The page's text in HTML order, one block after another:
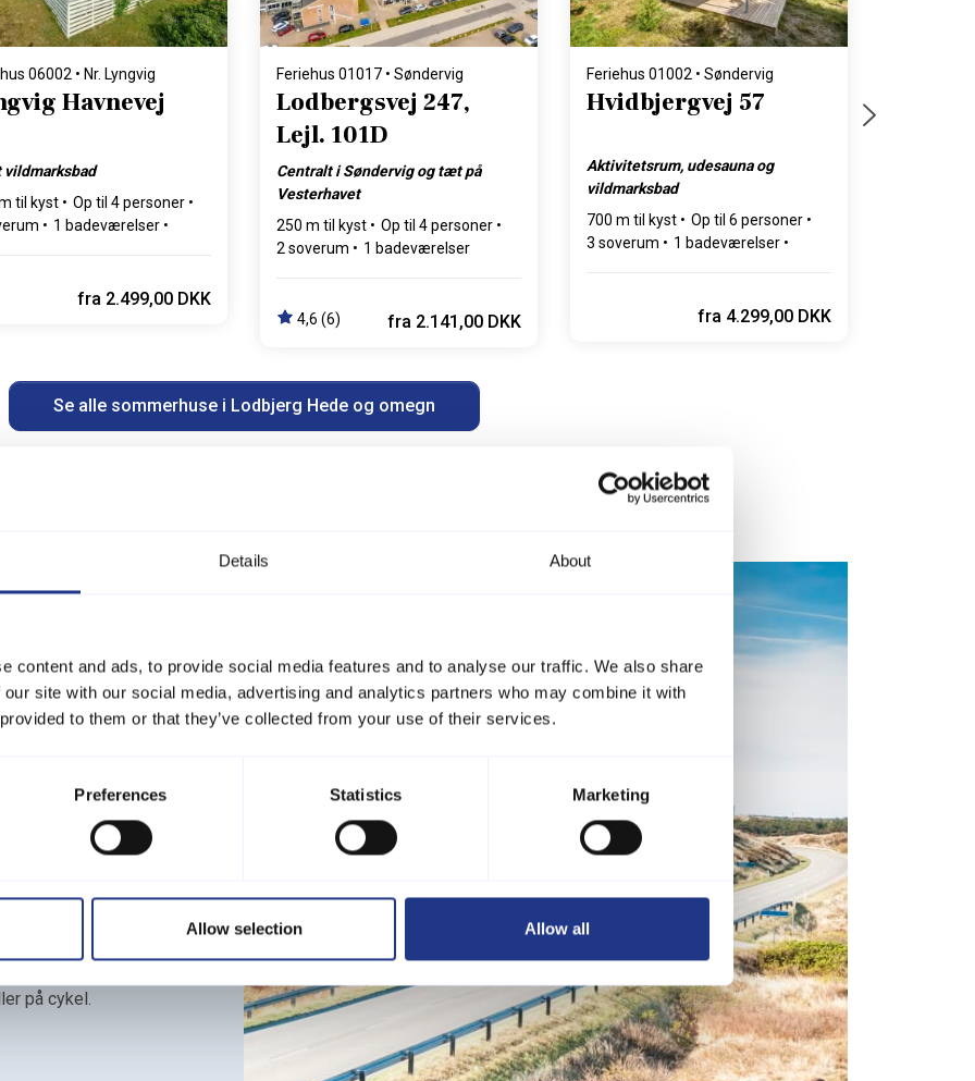
Details About
content and ads, to provide social media features and to analyse our traffic. We also share
site with our social media, advertising and analytics partners who may combine it with
to them or that they’ve collected from your use of their services.
Preferences Statistics Marketing
Allow selection Allow all
06002 • Nr. Lyngvig
Havnevej
vildmarksbad
til kyst
Op til 4 personer
1 badeværelser
fra 2.499,00 DKK
Feriehus 01017 • Søndervig
Lodbergsvej 247,
Lejl. 101D
Centralt i Søndervig og tæt på
Vesterhavet
250 m til kyst
Op til 4 personer
2 soverum
1 badeværelser
4,6 (6) fra 2.141,00 DKK
Feriehus 01002 • Søndervig
Hvidbjergvej 57
Aktivitetsrum, udesauna og
vildmarksbad
700 m til kyst
Op til 6 personer
3 soverum
1 badeværelser
fra 4.299,00 DKK
Se alle sommerhuse i Lodbjerg Hede og omegn
og
en lille og
Fjord, hvor der er
bare en stille
omkring havnen
til en
I også en
der gør det
på cykel.